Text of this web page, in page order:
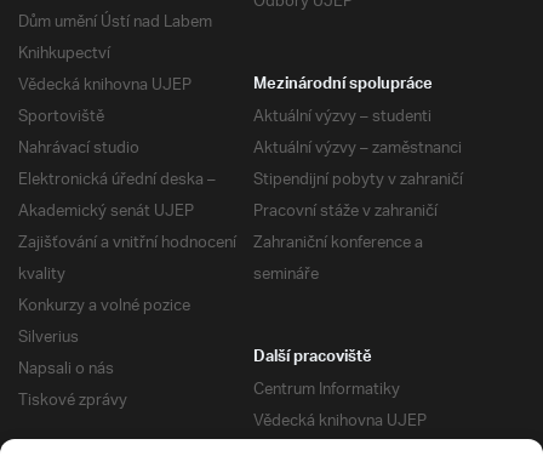
Dům umění Ústí nad Labem
Knihkupectví
Vědecká knihovna UJEP
Sportoviště
Nahrávací studio
Elektronická úřední deska –
Akademický senát UJEP
Zajišťování a vnitřní hodnocení
kvality
Konkurzy a volné pozice
Silverius
Napsali o nás
Tiskové zprávy
Mezinárodní spolupráce
Aktuální výzvy – studenti
Aktuální výzvy – zaměstnanci
Stipendijní pobyty v zahraničí
Pracovní stáže v zahraničí
Zahraniční konference a
semináře
Další pracoviště
Centrum Informatiky
Vědecká knihovna UJEP